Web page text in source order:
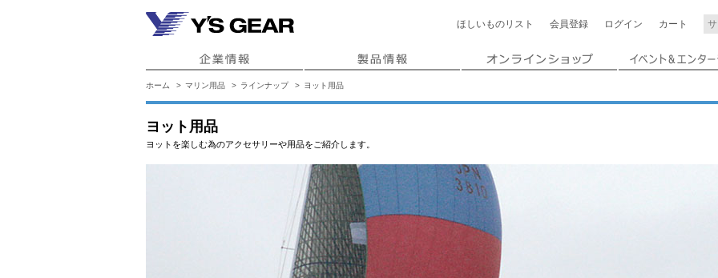
ほしいもの リスト 会員登録 ログイン カート
ホーム マリン用品 ラインナップ ヨット用品
ヨット用品
ヨットを楽しむ為のアクセサリーや用品をご紹介します。